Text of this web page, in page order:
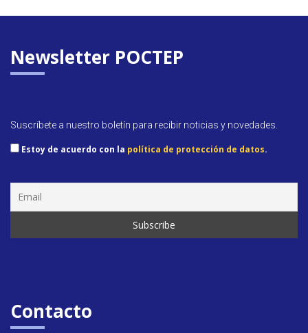
Newsletter POCTEP
Suscríbete a nuestro boletín para recibir noticias y novedades.
Estoy de acuerdo con la política de protección de datos.
Contacto